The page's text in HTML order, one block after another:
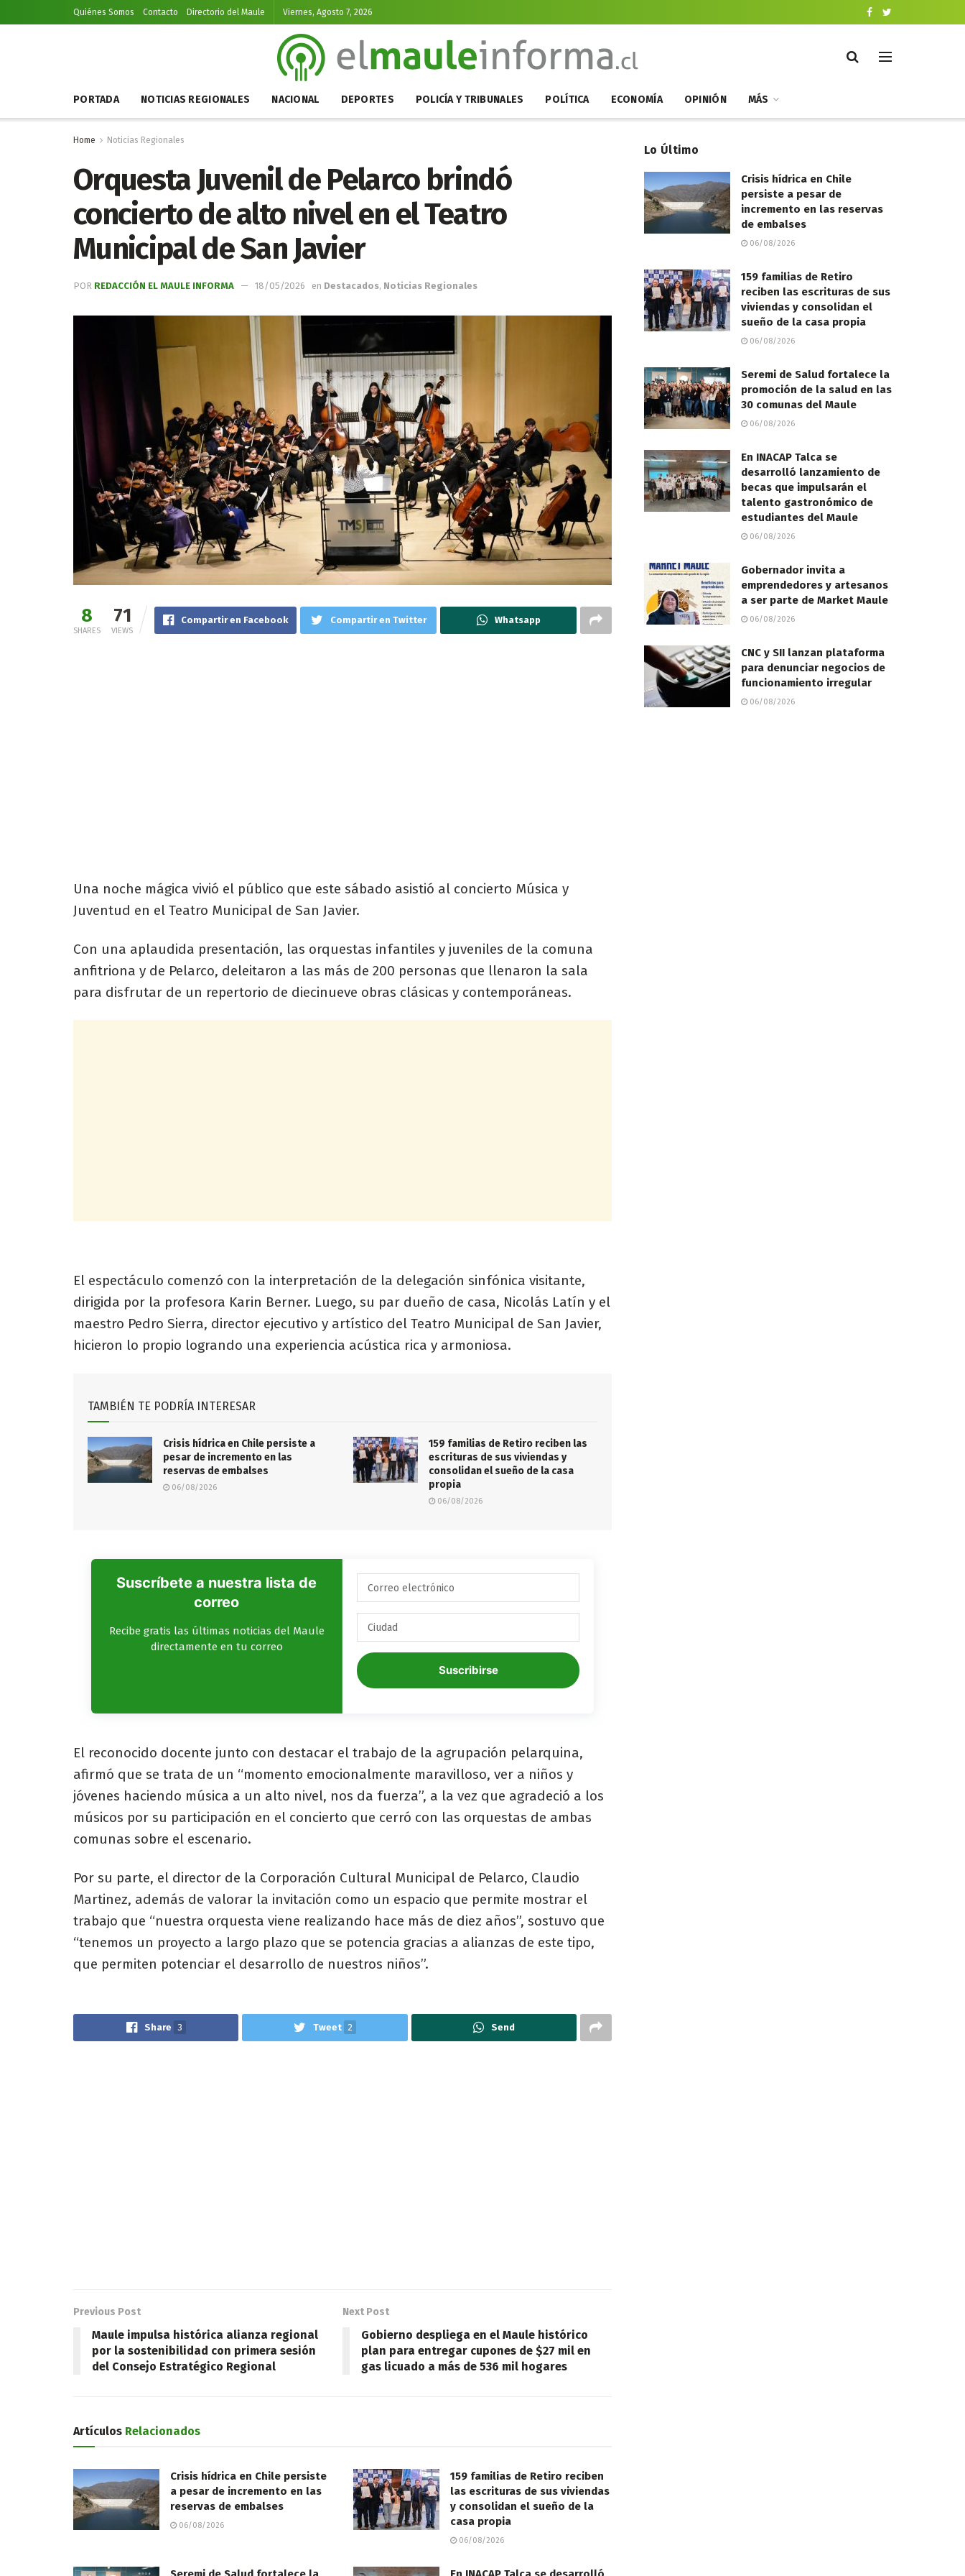
Quiénes Somos Contacto Directorio del Maule Viernes, Agosto 7, 2026
PORTADA NOTICIAS REGIONALES NACIONAL DEPORTES POLICÍA Y TRIBUNALES POLÍTICA ECONOMÍA OPINIÓN MÁS
Home Noticias Regionales
Orquesta Juvenil de Pelarco brindó
concierto de alto nivel en el Teatro
Municipal de San Javier
POR REDACCIÓN EL MAULE INFORMA 18/05/2026 en Destacados, Noticias Regionales
8
SHARES
71
VIEWS
Compartir en Facebook Compartir en Twitter Whatsapp
Una noche mágica vivió el público que este sábado asistió al concierto Música y
Juventud en el Teatro Municipal de San Javier.
Con una aplaudida presentación, las orquestas infantiles y juveniles de la comuna
anfitriona y de Pelarco, deleitaron a las más de 200 personas que llenaron la sala
para disfrutar de un repertorio de diecinueve obras clásicas y contemporáneas.
El espectáculo comenzó con la interpretación de la delegación sinfónica visitante,
dirigida por la profesora Karin Berner. Luego, su par dueño de casa, Nicolás Latín y el
maestro Pedro Sierra, director ejecutivo y artístico del Teatro Municipal de San Javier,
hicieron lo propio logrando una experiencia acústica rica y armoniosa.
TAMBIÉN TE PODRÍA INTERESAR
Crisis hídrica en Chile persiste a
pesar de incremento en las
reservas de embalses
06/08/2026
159 familias de Retiro reciben las
escrituras de sus viviendas y
consolidan el sueño de la casa
propia
06/08/2026
Suscríbete a nuestra lista de
correo
Recibe gratis las últimas noticias del Maule
directamente en tu correo
Suscribirse
El reconocido docente junto con destacar el trabajo de la agrupación pelarquina,
afirmó que se trata de un “momento emocionalmente maravilloso, ver a niños y
jóvenes haciendo música a un alto nivel, nos da fuerza”, a la vez que agradeció a los
músicos por su participación en el concierto que cerró con las orquestas de ambas
comunas sobre el escenario.
Por su parte, el director de la Corporación Cultural Municipal de Pelarco, Claudio
Martinez, además de valorar la invitación como un espacio que permite mostrar el
trabajo que “nuestra orquesta viene realizando hace más de diez años”, sostuvo que
“tenemos un proyecto a largo plazo que se potencia gracias a alianzas de este tipo,
que permiten potenciar el desarrollo de nuestros niños”.
Share 3 Tweet 2 Send
Previous Post
Maule impulsa histórica alianza regional
por la sostenibilidad con primera sesión
del Consejo Estratégico Regional
Next Post
Gobierno despliega en el Maule histórico
plan para entregar cupones de $27 mil en
gas licuado a más de 536 mil hogares
Artículos Relacionados
Crisis hídrica en Chile persiste
a pesar de incremento en las
reservas de embalses
06/08/2026
159 familias de Retiro reciben
las escrituras de sus viviendas
y consolidan el sueño de la
casa propia
06/08/2026
Lo Último
Crisis hídrica en Chile
persiste a pesar de
incremento en las reservas
de embalses
06/08/2026
159 familias de Retiro
reciben las escrituras de sus
viviendas y consolidan el
sueño de la casa propia
06/08/2026
Seremi de Salud fortalece la
promoción de la salud en las
30 comunas del Maule
06/08/2026
En INACAP Talca se
desarrolló lanzamiento de
becas que impulsarán el
talento gastronómico de
estudiantes del Maule
06/08/2026
Gobernador invita a
emprendedores y artesanos
a ser parte de Market Maule
06/08/2026
CNC y SII lanzan plataforma
para denunciar negocios de
funcionamiento irregular
06/08/2026